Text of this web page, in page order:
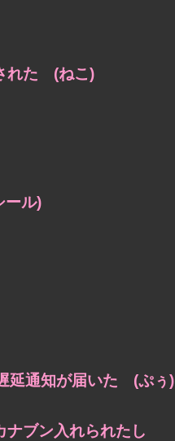
れた (ねこ)
ール)
延通知が届いた (ぷぅ)
ナブン入れられたし